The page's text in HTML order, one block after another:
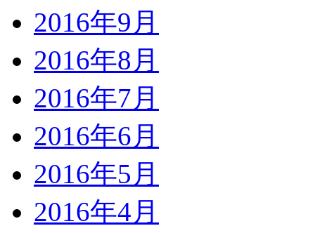
2016年9月
2016年8月
2016年7月
2016年6月
2016年5月
2016年4月